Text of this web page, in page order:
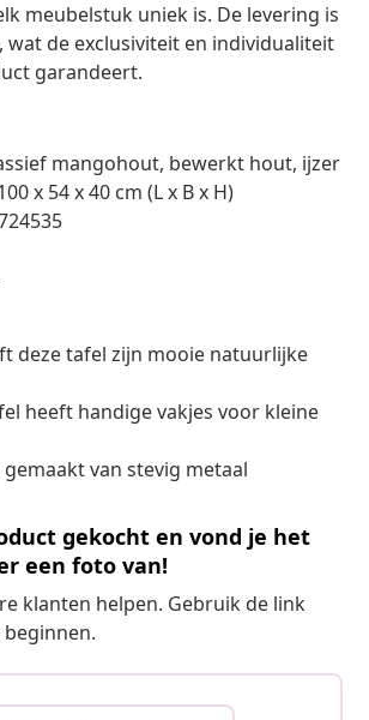
meubelstuk uniek is. De levering is
wat de exclusiviteit en individualiteit
garandeert.
mangohout, bewerkt hout, ijzer
x 54 x 40 cm (L x B x H)
deze tafel zijn mooie natuurlijke
heeft handige vakjes voor kleine
van stevig metaal
gekocht en vond je het
een foto van!
klanten helpen. Gebruik de link